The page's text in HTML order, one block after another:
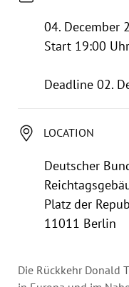
Organigram
04. December
Start 19:00
Deadline 02.
LOCATION
Deutscher
Platz der
11011 Berlin
Die Rückkehr Donald